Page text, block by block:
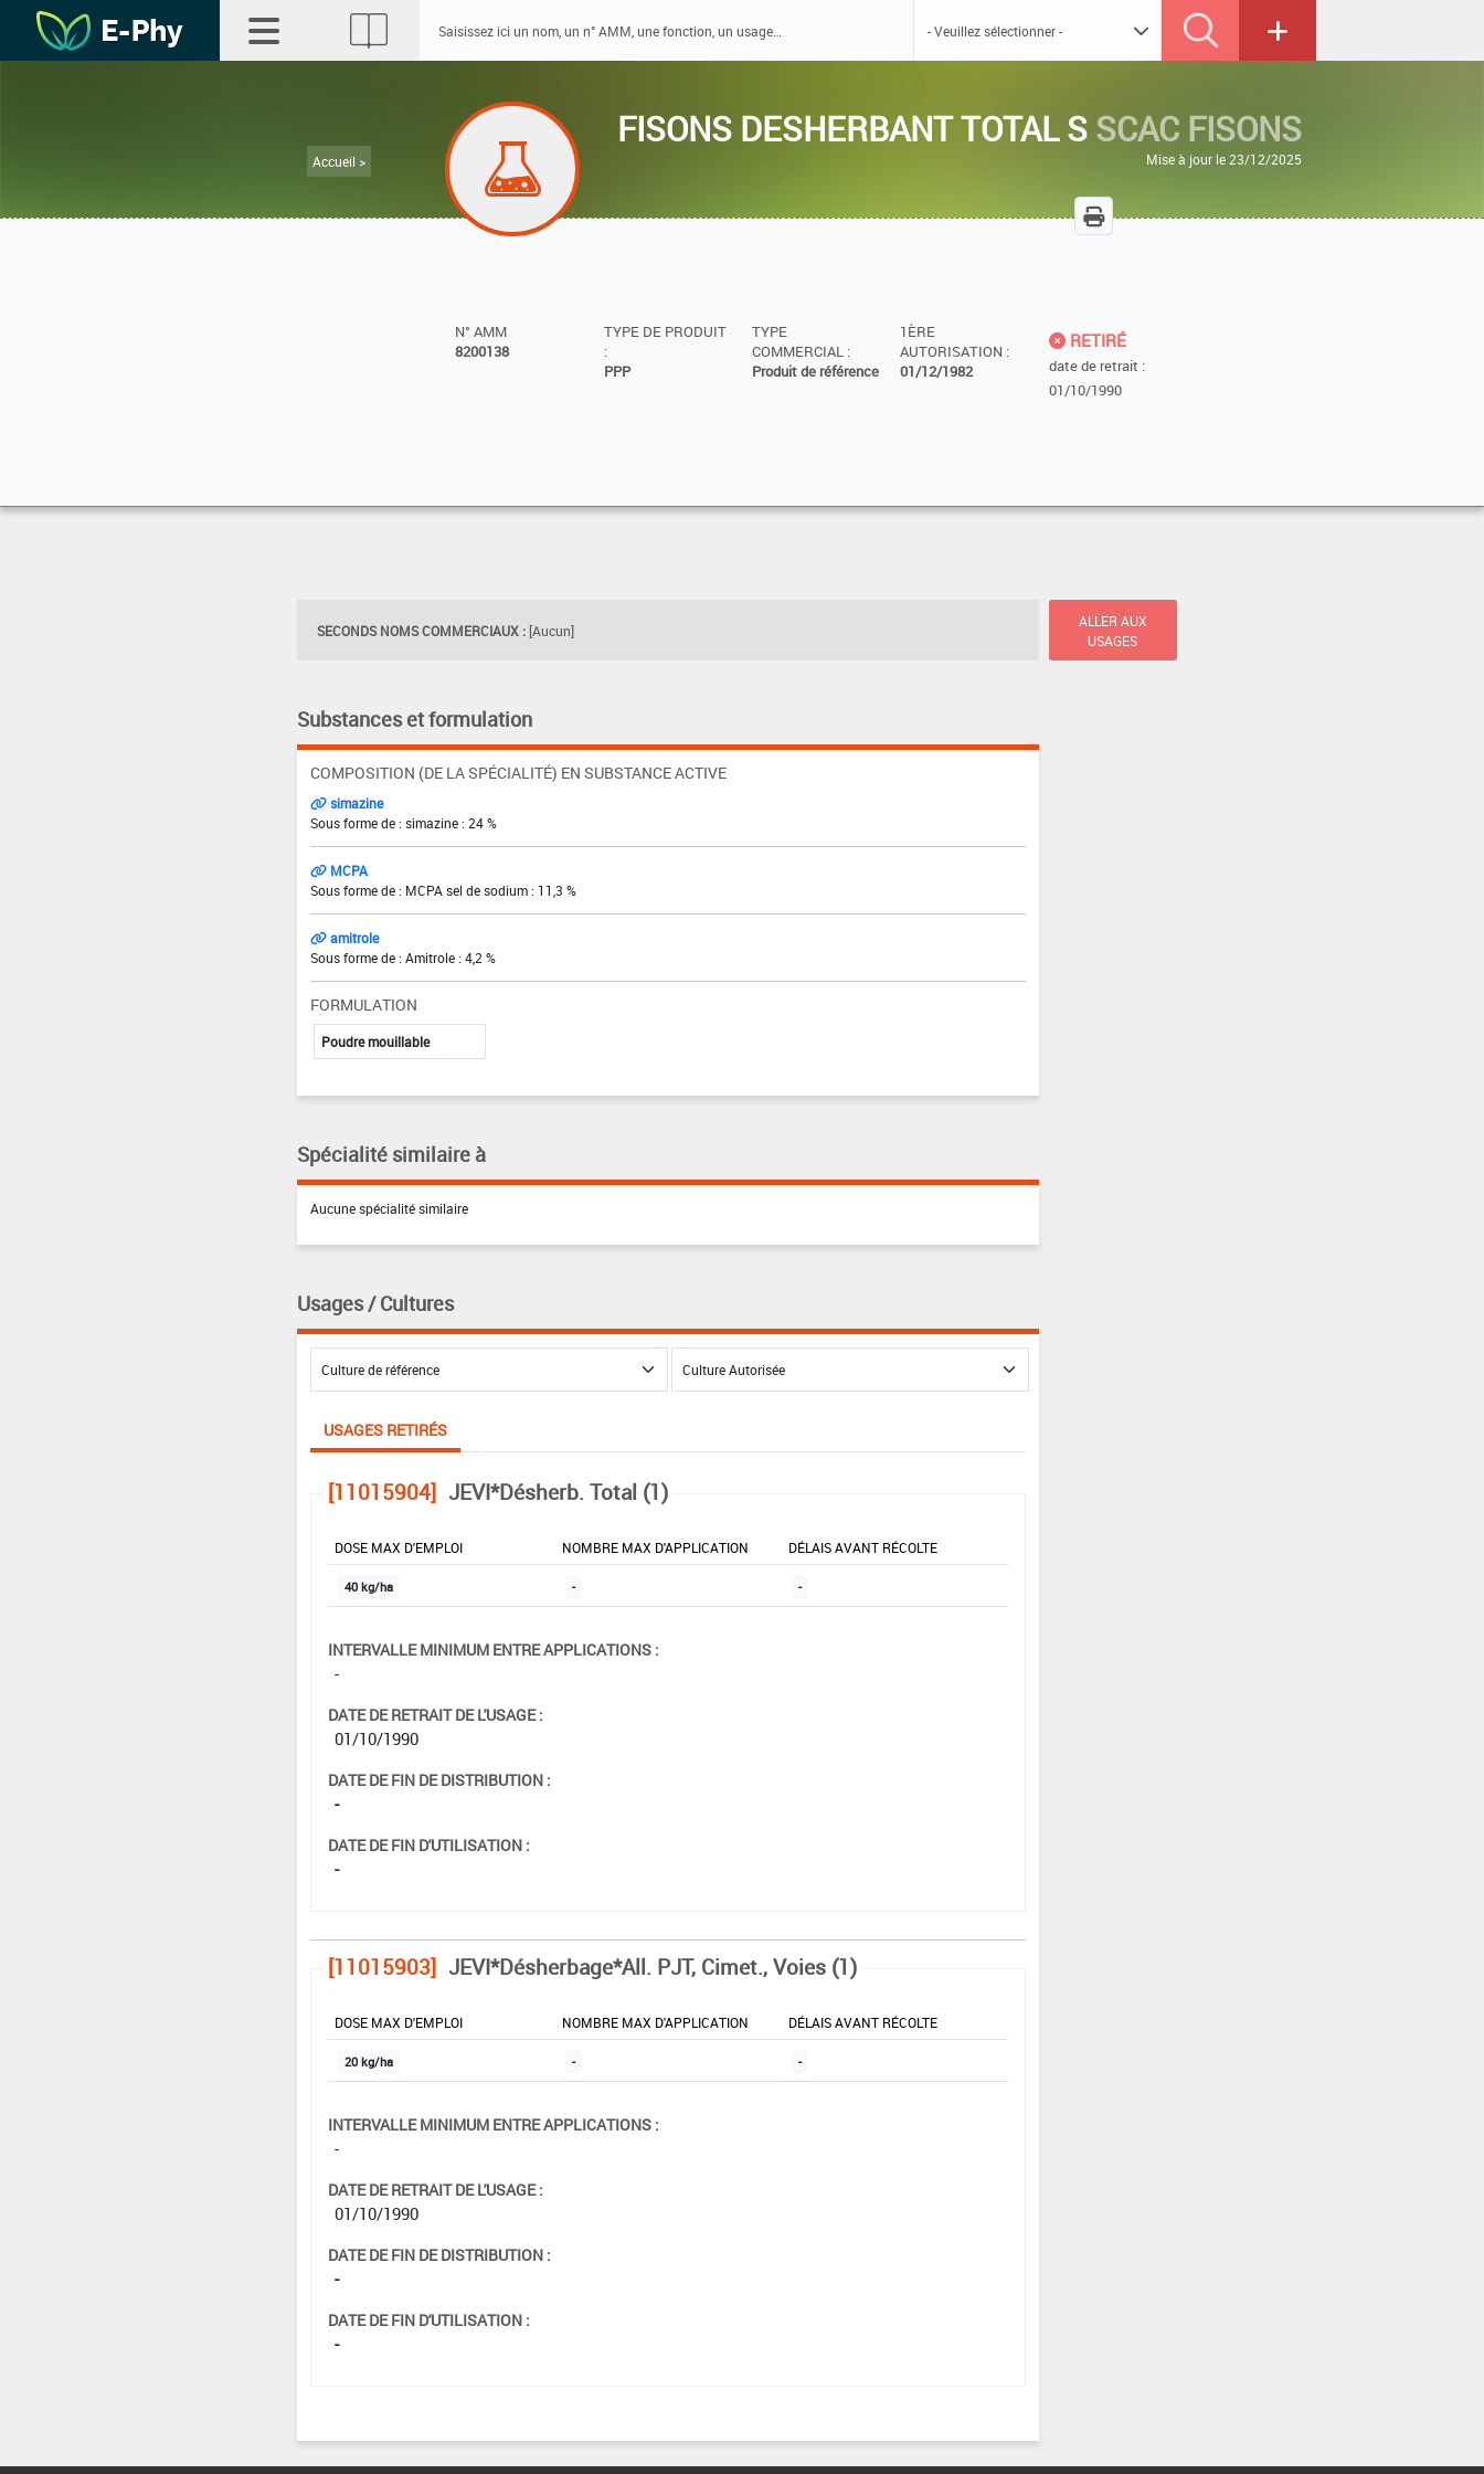
Accueil >
FISONS DESHERBANT TOTAL SSCAC FISONS
Mise à jour le 23/12/2025
N° AMM
8200138
TYPE DE PRODUIT
:
PPP
TYPE
COMMERCIAL :
Produit de référence
1ÈRE
AUTORISATION :
01/12/1982
RETIRÉ
date de retrait :
01/10/1990
SECONDS NOMS COMMERCIAUX : [Aucun]
ALLER AUX
USAGES
Substances et formulation
COMPOSITION (DE LA SPÉCIALITÉ) EN SUBSTANCE ACTIVE
simazine
Sous forme de : simazine : 24 %
MCPA
Sous forme de : MCPA sel de sodium : 11,3 %
amitrole
Sous forme de : Amitrole : 4,2 %
FORMULATION
Poudre mouillable
Spécialité similaire à
Aucune spécialité similaire
Usages / Cultures
USAGES RETIRÉS
[11015904] JEVI*Désherb. Total (1)
DOSE MAX D'EMPLOI NOMBRE MAX D'APPLICATION DÉLAIS AVANT RÉCOLTE
40 kg/ha - -
INTERVALLE MINIMUM ENTRE APPLICATIONS :
-
DATE DE RETRAIT DE L'USAGE :
01/10/1990
DATE DE FIN DE DISTRIBUTION :
-
DATE DE FIN D'UTILISATION :
-
[11015903] JEVI*Désherbage*All. PJT, Cimet., Voies (1)
DOSE MAX D'EMPLOI NOMBRE MAX D'APPLICATION DÉLAIS AVANT RÉCOLTE
20 kg/ha - -
INTERVALLE MINIMUM ENTRE APPLICATIONS :
-
DATE DE RETRAIT DE L'USAGE :
01/10/1990
DATE DE FIN DE DISTRIBUTION :
-
DATE DE FIN D'UTILISATION :
-